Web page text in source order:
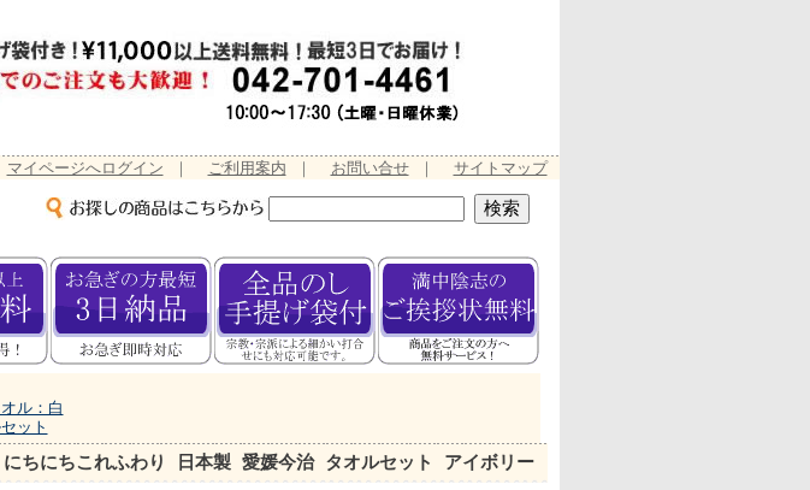
マイページへログイン ｜ ご利用案内 ｜ お問い合せ｜ サイトマップ
ル：白
ット
にちにちこれふわり 日本製 愛媛今治 タオルセット アイボリー